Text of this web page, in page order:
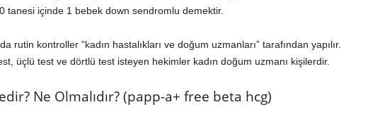
tanesi içinde 1 bebek down sendromlu demektir.
rutin kontroller “kadın hastalıkları ve doğum uzmanları” tarafından yapılır.
üçlü test ve dörtlü test isteyen hekimler kadın doğum uzmanı kişilerdir.
Ne Olmalıdır? (papp-a+ free beta hcg)